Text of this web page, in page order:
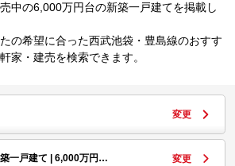
中の6,000万円台の新築一戸建てを掲載し
の希望に合った西武池袋・豊島線のおすす
家・建売を検索できます。
変更
一戸建て | 6,000万円… 変更